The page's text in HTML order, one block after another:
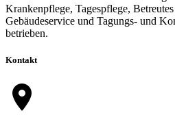
Krankenpflege, Tagespflege,
Gebäudeservice und Tagungs- und
betrieben.
Kontakt
location_on